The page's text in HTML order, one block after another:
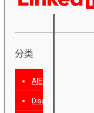
分类
AIEO
Discuz